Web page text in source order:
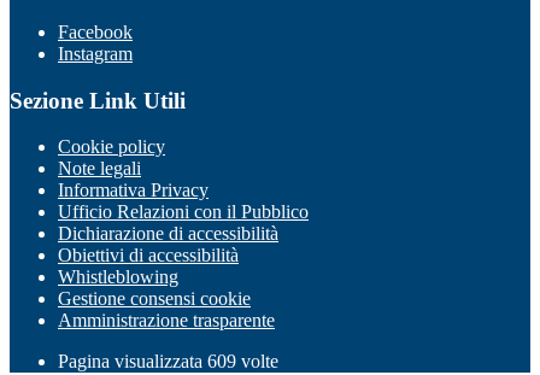
Facebook
Instagram
Sezione Link Utili
Cookie policy
Note legali
Informativa Privacy
Ufficio Relazioni con il Pubblico
Dichiarazione di accessibilità
Obiettivi di accessibilità
Whistleblowing
Gestione consensi cookie
Amministrazione trasparente
Pagina visualizzata 609 volte